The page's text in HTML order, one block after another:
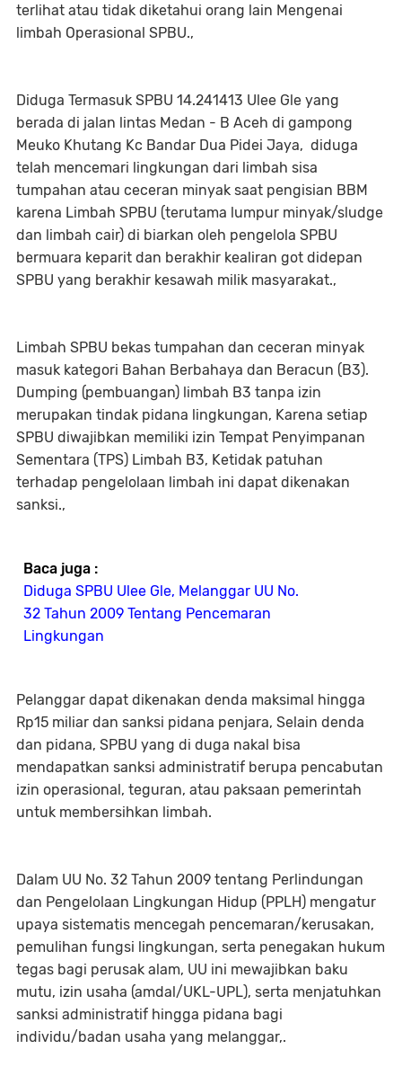
terlihat atau tidak diketahui orang lain Mengenai
limbah Operasional SPBU.,
Diduga Termasuk SPBU 14.241413 Ulee Gle yang
berada di jalan lintas Medan - B Aceh di gampong
Meuko Khutang Kc Bandar Dua Pidei Jaya, diduga
telah mencemari lingkungan dari limbah sisa
tumpahan atau ceceran minyak saat pengisian BBM
karena Limbah SPBU (terutama lumpur minyak/sludge
dan limbah cair) di biarkan oleh pengelola SPBU
bermuara keparit dan berakhir kealiran got didepan
SPBU yang berakhir kesawah milik masyarakat.,
Limbah SPBU bekas tumpahan dan ceceran minyak
masuk kategori Bahan Berbahaya dan Beracun (B3).
Dumping (pembuangan) limbah B3 tanpa izin
merupakan tindak pidana lingkungan, Karena setiap
SPBU diwajibkan memiliki izin Tempat Penyimpanan
Sementara (TPS) Limbah B3, Ketidak patuhan
terhadap pengelolaan limbah ini dapat dikenakan
sanksi.,
Baca juga :
Diduga SPBU Ulee Gle, Melanggar UU No.
32 Tahun 2009 Tentang Pencemaran
Lingkungan
Pelanggar dapat dikenakan denda maksimal hingga
Rp15 miliar dan sanksi pidana penjara, Selain denda
dan pidana, SPBU yang di duga nakal bisa
mendapatkan sanksi administratif berupa pencabutan
izin operasional, teguran, atau paksaan pemerintah
untuk membersihkan limbah.
Dalam UU No. 32 Tahun 2009 tentang Perlindungan
dan Pengelolaan Lingkungan Hidup (PPLH) mengatur
upaya sistematis mencegah pencemaran/kerusakan,
pemulihan fungsi lingkungan, serta penegakan hukum
tegas bagi perusak alam, UU ini mewajibkan baku
mutu, izin usaha (amdal/UKL-UPL), serta menjatuhkan
sanksi administratif hingga pidana bagi
individu/badan usaha yang melanggar,.